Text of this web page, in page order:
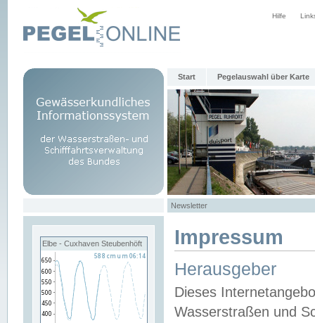
Hilfe
Start Pegelauswahl über Karte
Newsletter
Elbe - Cuxhaven Steubenhöft Impressum
Herausgeber
Dieses
Wasserstraßen und